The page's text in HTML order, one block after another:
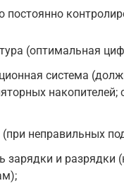
постоянно
(оптимальная
система
неправильных
зарядки и разрядки